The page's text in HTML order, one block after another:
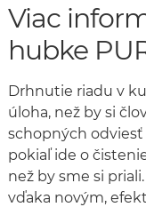
Viac
hubke
Drhnutie riadu v
úloha, než by si
schopných
pokiaľ ide o
než by sme si
vďaka novým,